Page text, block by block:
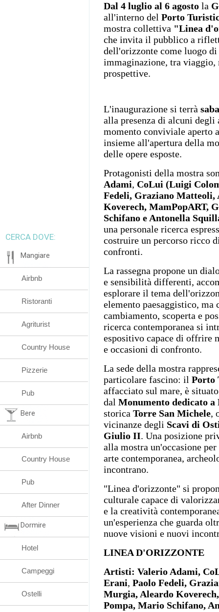
Dal 4 luglio al 6 agosto la
all'interno del Porto
mostra collettiva "Linea
che invita il pubblico a
dell'orizzonte come luogo
immaginazione, tra viaggio,
prospettive.
L'inaugurazione si terrà
alla presenza di alcuni
momento conviviale aperto
insieme all'apertura della
delle opere esposte.
Protagonisti della mostra
Adami, CoLui (Luigi
Fedeli, Graziano
Koverech, MamPopART,
Schifano e Antonella
una personale ricerca
costruire un percorso ricco
confronti.
La rassegna propone un
e sensibilità differenti,
esplorare il tema
elemento paesaggistico, ma
cambiamento, scoperta e
ricerca contemporanea si
espositivo capace di offrire
e occasioni di confronto.
La sede della mostra
particolare fascino: il Porto
affacciato sul mare, è
dal Monumento dedicato a
storica Torre San Michele,
vicinanze degli Scavi di
Giulio II. Una posizione
alla mostra un'occasione
arte contemporanea,
incontrano.
"Linea d'orizzonte" si
culturale capace di
e la creatività
un'esperienza che guarda
nuove visioni e nuovi
LINEA D'ORIZZONTE
Artisti: Valerio Adami,
Erani, Paolo Fedeli,
Murgia, Aleardo
Pompa, Mario Schifano,
CERCA DOVE:
Mangiare
Airbnb
Ristoranti
Agriturist
Country House
Pizzerie
Pub
Bere
Airbnb
Country House
Pub
After Dinner
Dormire
Hotel
Campeggi
Ostelli